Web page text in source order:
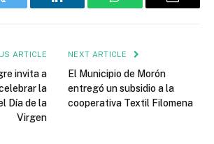
LinkedIn WhatsApp Email
ARTICLE
invita a
la
Día de la
Virgen
NEXT ARTICLE
El Municipio de Morón
entregó un subsidio a la
cooperativa Textil Filomena